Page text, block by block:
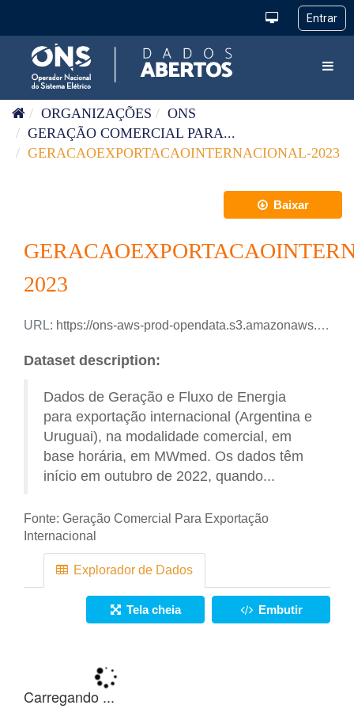
ORGANIZAÇÕES
ONS
GERAÇÃO COMERCIAL PARA...
GERACAOEXPORTACAOINTERNACIONAL-2023
Baixar
2023
URL: https://ons-aws-prod-opendata.s3.amazonaws.com/dataset/geracao_exportacao_internacional_ho/GERACAO_EXPORTACAO_INTERNACIONAL_2023.csv
Dataset description:
Dados de Geração e Fluxo de Energia
para exportação internacional (Argentina e
Uruguai), na modalidade comercial, em
base horária, em MWmed. Os dados têm
início em outubro de 2022, quando...
Fonte: Geração Comercial Para Exportação
Internacional
Explorador de Dados
Tela cheia Embutir